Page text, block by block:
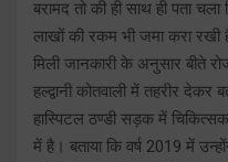
बरामद तो की ही साथ ही पता
लाखों की रकम भी जमा करा रखी
मिली जानकारी के अनुसार बीते
हल्द्वानी कोतवाली में तहरीर देकर
हास्पिटल ठण्डी सड़क में
में है। बताया कि वर्ष 2019 में